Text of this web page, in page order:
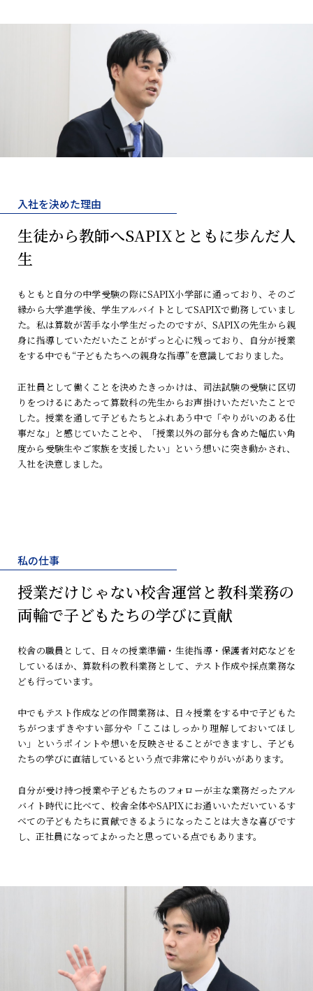
入社を決めた理由
生徒から教師へSAPIXとともに歩んだ人
生
もともと自分の中学受験の際にSAPIX小学部に通っており、そのご
縁から大学進学後、学生アルバイトとしてSAPIXで勤務していまし
た。私は算数が苦手な小学生だったのですが、SAPIXの先生から親
身に指導していただいたことがずっと心に残っており、自分が授業
をする中でも“子どもたちへの親身な指導”を意識しておりました。
正社員として働くことを決めたきっかけは、司法試験の受験に区切
りをつけるにあたって算数科の先生からお声掛けいただいたことで
した。授業を通して子どもたちとふれあう中で「やりがいのある仕
事だな」と感じていたことや、「授業以外の部分も含めた幅広い角
度から受験生やご家族を支援したい」という想いに突き動かされ、
入社を決意しました。
私の仕事
授業だけじゃない校舎運営と教科業務の
両輪で子どもたちの学びに貢献
校舎の職員として、日々の授業準備・生徒指導・保護者対応などを
しているほか、算数科の教科業務として、テスト作成や採点業務な
ども行っています。
中でもテスト作成などの作問業務は、日々授業をする中で子どもた
ちがつまずきやすい部分や「ここはしっかり理解しておいてほし
い」というポイントや想いを反映させることができますし、子ども
たちの学びに直結しているという点で非常にやりがいがあります。
自分が受け持つ授業や子どもたちのフォローが主な業務だったアル
バイト時代に比べて、校舎全体やSAPIXにお通いいただいているす
べての子どもたちに貢献できるようになったことは大きな喜びです
し、正社員になってよかったと思っている点でもあります。